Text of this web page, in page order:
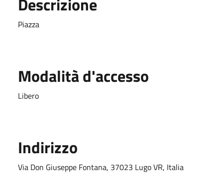
Piazza
Modalità d'accesso
Libero
Indirizzo
Via Don Giuseppe Fontana, 37023 Lugo VR, Italia